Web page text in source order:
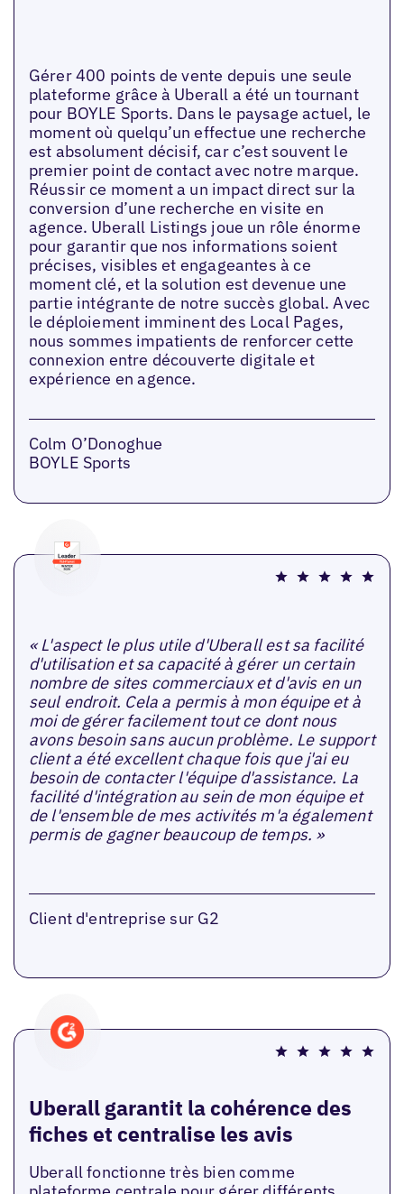
Gérer 400 points de vente depuis une seule
plateforme grâce à Uberall a été un tournant
pour BOYLE Sports. Dans le paysage actuel, le
moment où quelqu’un effectue une recherche
est absolument décisif, car c’est souvent le
premier point de contact avec notre marque.
Réussir ce moment a un impact direct sur la
conversion d’une recherche en visite en
agence. Uberall Listings joue un rôle énorme
pour garantir que nos informations soient
précises, visibles et engageantes à ce
moment clé, et la solution est devenue une
partie intégrante de notre succès global. Avec
le déploiement imminent des Local Pages,
nous sommes impatients de renforcer cette
connexion entre découverte digitale et
expérience en agence.
Colm O’Donoghue
BOYLE Sports
« L'aspect le plus utile d'Uberall est sa facilité
d'utilisation et sa capacité à gérer un certain
nombre de sites commerciaux et d'avis en un
seul endroit. Cela a permis à mon équipe et à
moi de gérer facilement tout ce dont nous
avons besoin sans aucun problème. Le support
client a été excellent chaque fois que j'ai eu
besoin de contacter l'équipe d'assistance. La
facilité d'intégration au sein de mon équipe et
de l'ensemble de mes activités m'a également
permis de gagner beaucoup de temps. »
Client d'entreprise sur G2
Uberall garantit la cohérence des
fiches et centralise les avis
Uberall fonctionne très bien comme